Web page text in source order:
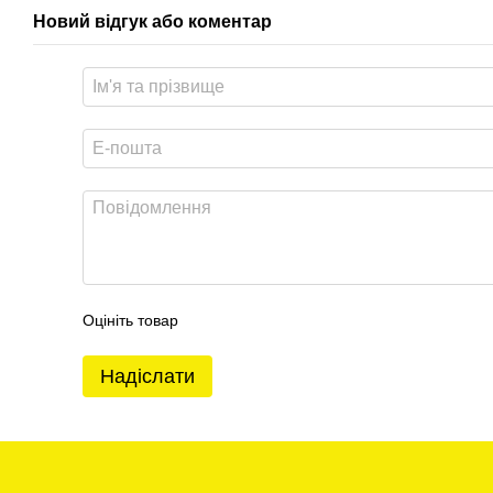
Новий відгук або коментар
Оцініть товар
Надіслати